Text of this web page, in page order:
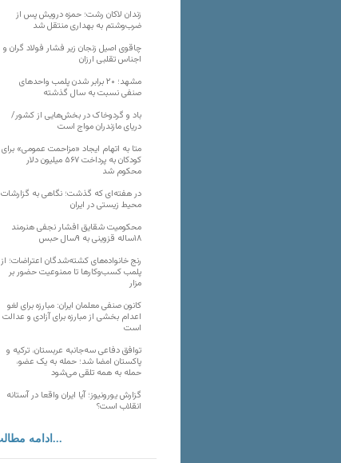
زندان لاکان رشت؛ حمزه درویش پس از
ضرب‌وشتم به بهداری منتقل شد
چاقوی اصیل زنجان زیر فشار فولاد گران و
اجناس تقلبی ارزان
مشهد؛ ۲۰ برابر شدن پلمب واحدهای
صنفی نسبت به سال گذشته
باد و گردوخاک در بخش‌هایی از کشور/
دریای مازندران مواج است
متا به اتهام ایجاد «مزاحمت عمومی» برای
کودکان به پرداخت ۵۶۷ میلیون دلار
محکوم شد
در هفته‌ای که گذشت؛ نگاهی به گزارشات
محیط زیستی در ایران
محکومیت شقایق افشار نجفی هنرمند
۱۸ساله قزوینی به ۹سال حبس
رنج خانواده‌های کشته‌شدگان اعتراضات؛ از
پلمب کسب‌وکارها تا ممنوعیت حضور بر
مزار
کانون صنفی معلمان ایران: مبارزه برای لغو
اعدام بخشی از مبارزه برای آزادی و عدالت
است
توافق دفاعی سه‌جانبه عربستان، ترکیه و
پاکستان امضا شد؛ حمله به یک عضو،
حمله به همه تلقی می‌شود
گزارش یورونیوز؛ آیا ایران واقعا در آستانه
انقلاب است؟
ادامه مطالب...